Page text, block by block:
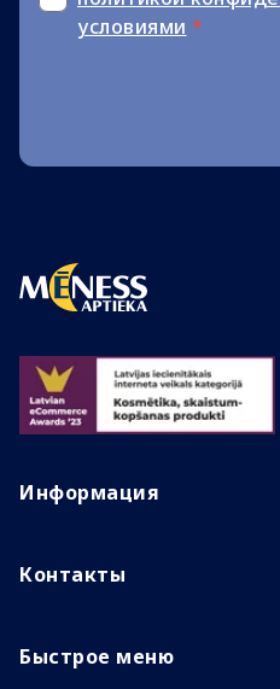
условиями *
Информация
Контакты
Быстрое меню